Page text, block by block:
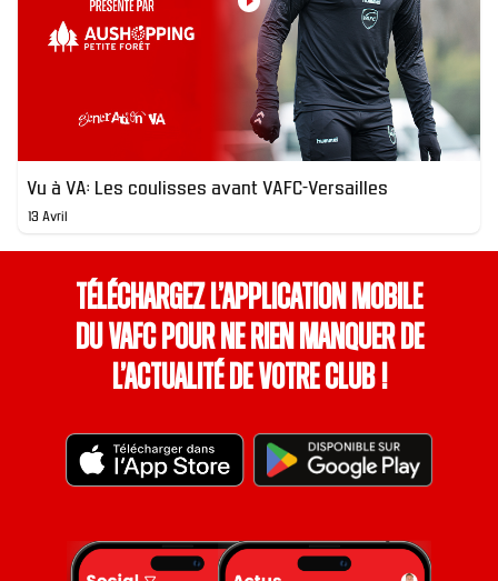
Vu à VA: Les coulisses avant VAFC-Versailles
13 Avril
Téléchargez l’application mobile
du VAFC pour ne rien manquer de
l’actualité de votre club !